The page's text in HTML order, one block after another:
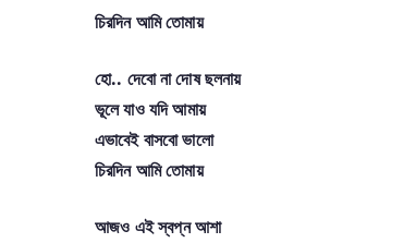
চিরদিন আমি তোমায়
হো.. দেবো না দোষ ছলনায়
ভূলে যাও যদি আমায়
এভাবেই বাসবো ভালো
চিরদিন আমি তোমায়
আজও এই স্বপ্ন আশা